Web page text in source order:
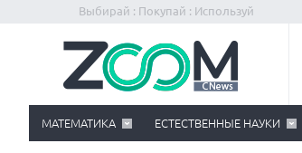
Выбирай : Покупай : Используй
МАТЕМАТИКА ЕСТЕСТВЕННЫЕ НАУКИ